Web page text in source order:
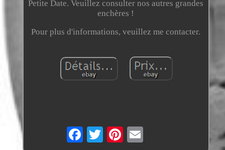
Petite Date. Veuillez consulter nos autres grandes
enchères !
Pour plus d'informations, veuillez me contacter.